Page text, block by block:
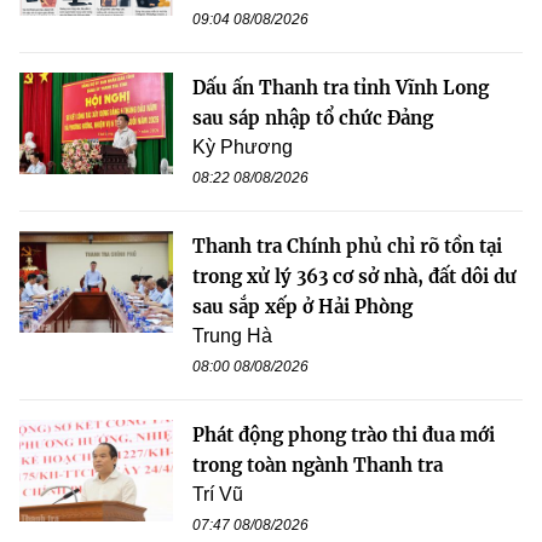
09:04 08/08/2026
Dấu ấn Thanh tra tỉnh Vĩnh Long
sau sáp nhập tổ chức Đảng
Kỳ Phương
08:22 08/08/2026
Thanh tra Chính phủ chỉ rõ tồn tại
trong xử lý 363 cơ sở nhà, đất dôi dư
sau sắp xếp ở Hải Phòng
Trung Hà
08:00 08/08/2026
Phát động phong trào thi đua mới
trong toàn ngành Thanh tra
Trí Vũ
07:47 08/08/2026